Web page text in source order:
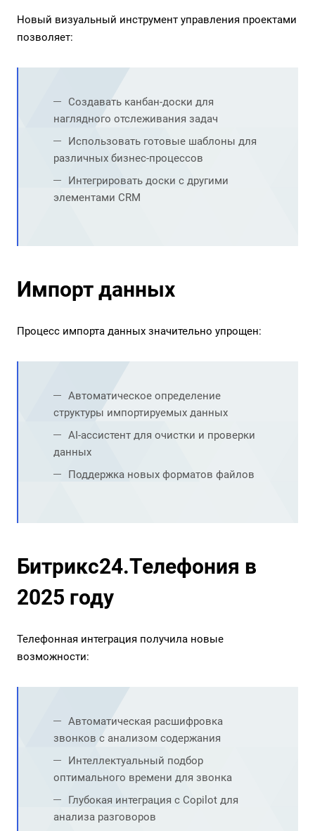
Новый визуальный инструмент управления проектами
позволяет:
Создавать канбан-доски для
наглядного отслеживания задач
Использовать готовые шаблоны для
различных бизнес-процессов
Интегрировать доски с другими
элементами CRM
Импорт данных
Процесс импорта данных значительно упрощен:
Автоматическое определение
структуры импортируемых данных
AI-ассистент для очистки и проверки
данных
Поддержка новых форматов файлов
Битрикс24.Телефония в
2025 году
Телефонная интеграция получила новые
возможности:
Автоматическая расшифровка
звонков с анализом содержания
Интеллектуальный подбор
оптимального времени для звонка
Глубокая интеграция с Copilot для
анализа разговоров